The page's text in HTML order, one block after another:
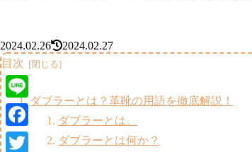
2024.02.26
2024.02.27
目次
ダブラーとは？革靴の用語を徹底解説！
ダブラーとは。
ダブラーとは何か？
Line
Facebook